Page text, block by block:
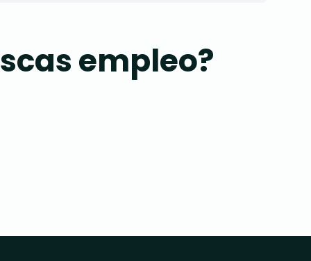
empleo?